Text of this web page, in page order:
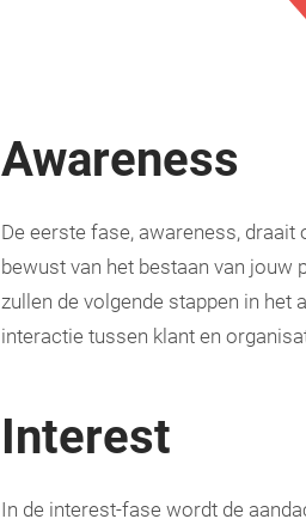
Awareness
De eerste fase, awareness,
bewust van het bestaan van jouw
zullen de volgende stappen in het
interactie tussen klant en
Interest
In de interest-fase wordt de